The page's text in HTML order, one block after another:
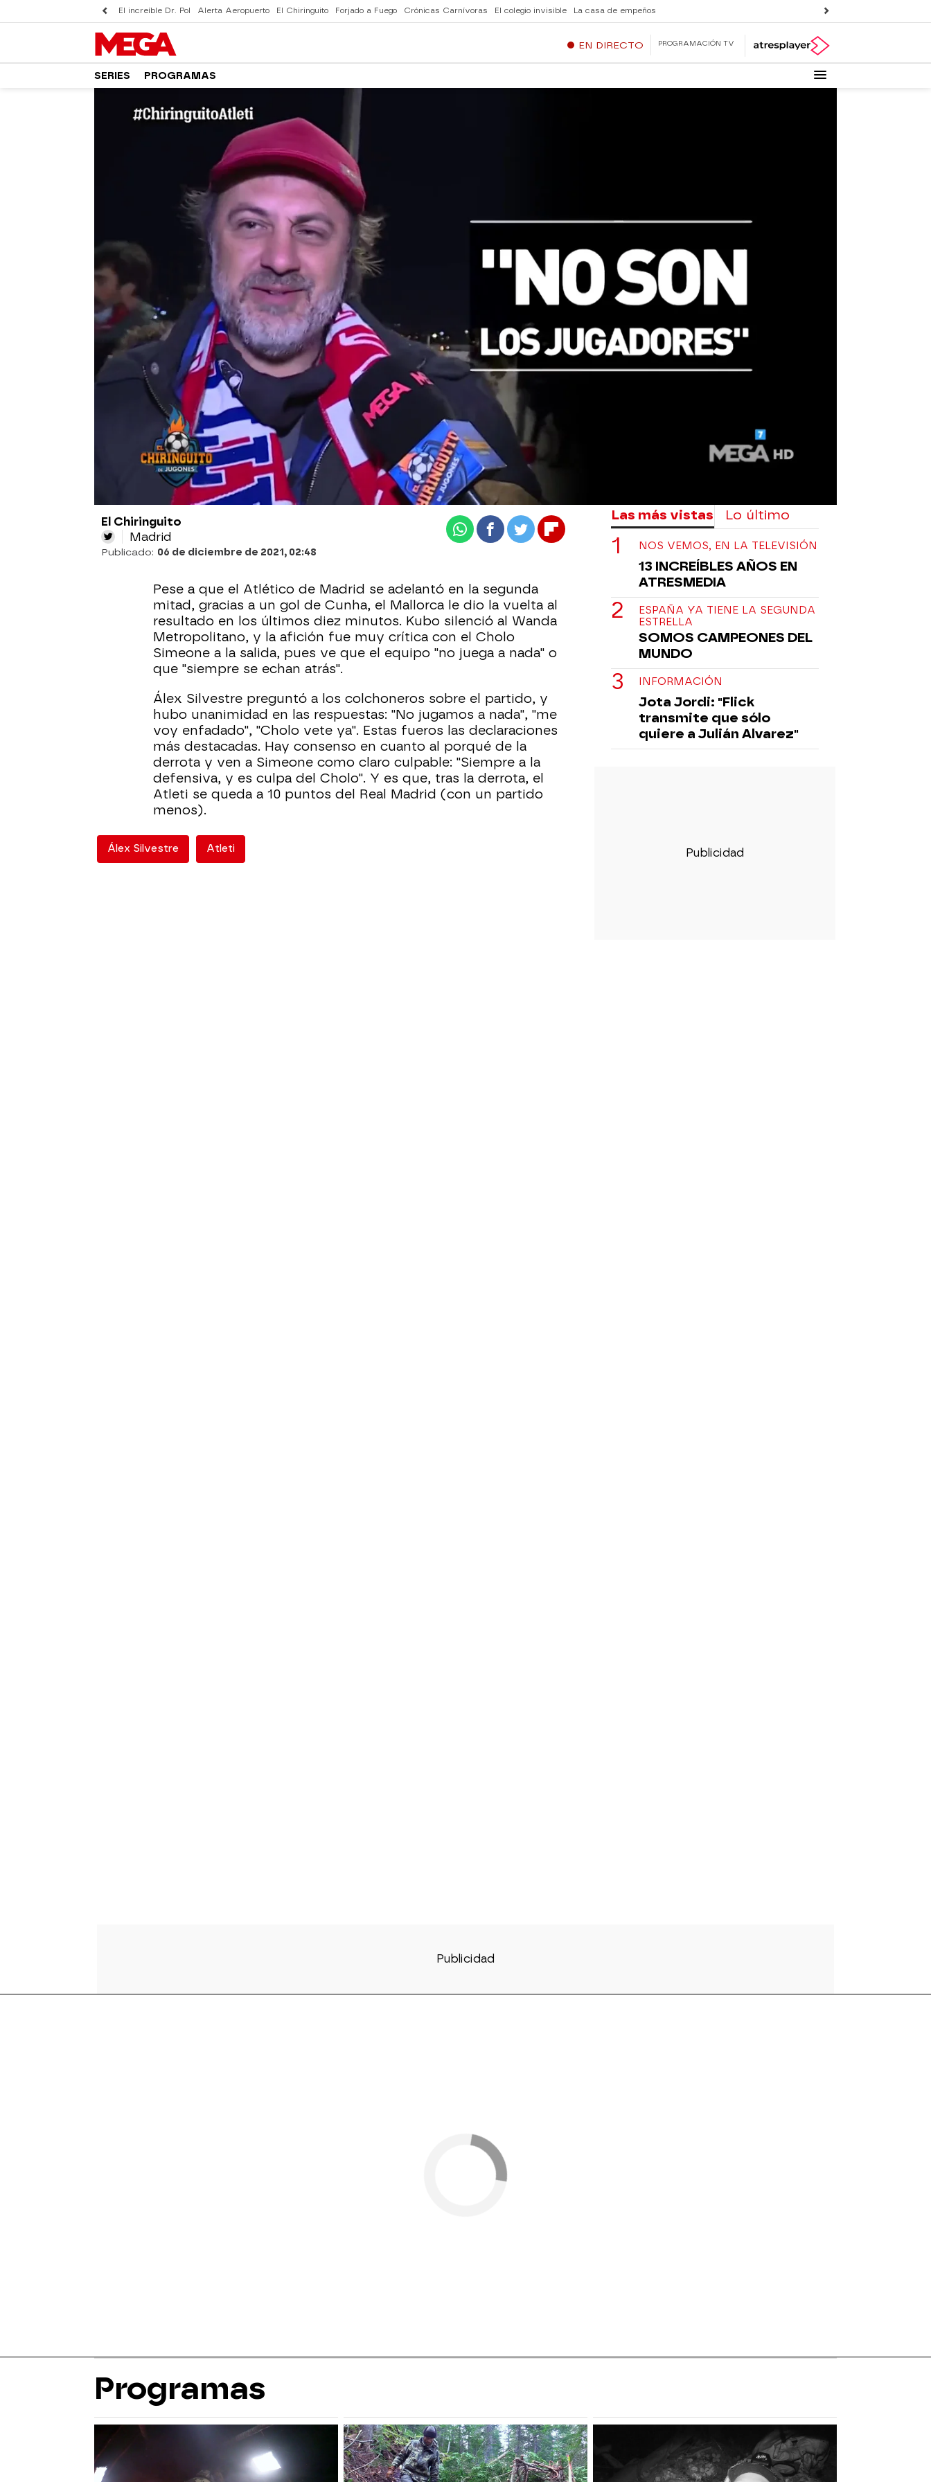
El increíble Dr. Pol Alerta Aeropuerto El Chiringuito Forjado a Fuego Crónicas Carnívoras El colegio invisible La casa de empeños
EN DIRECTO PROGRAMACIÓN TV
SERIES PROGRAMAS
Mega » Programas » El Chiringuito de Jugones
LA ENCUESTA DE ÁLEX SILVESTRE TRAS LA DERROTA DEL ATLETI ANTE EL MALLORCA
La afición del Atleti, contundente tras la
derrota: "Cholo vete ya"
El conjunto colchonero cayó derrotado en el Wanda frente al
Mallorca, algo que disgustó muchísimo a la afición en los
aledaños del estadio
El Chiringuito
Madrid
Publicado: 06 de diciembre de 2021, 02:48
WhatsappFacebook
TwitterFlipboard
Pese a que el Atlético de Madrid se adelantó en la segunda
mitad, gracias a un gol de Cunha, el Mallorca le dio la vuelta al
resultado en los últimos diez minutos. Kubo silenció al Wanda
Metropolitano, y la afición fue muy crítica con el Cholo
Simeone a la salida, pues ve que el equipo "no juega a nada" o
que "siempre se echan atrás".
Álex Silvestre preguntó a los colchoneros sobre el partido, y
hubo unanimidad en las respuestas: "No jugamos a nada", "me
voy enfadado", "Cholo vete ya". Estas fueros las declaraciones
más destacadas. Hay consenso en cuanto al porqué de la
derrota y ven a Simeone como claro culpable: "Siempre a la
defensiva, y es culpa del Cholo". Y es que, tras la derrota, el
Atleti se queda a 10 puntos del Real Madrid (con un partido
menos).
Álex Silvestre Atleti
Las más vistas Lo último
NOS VEMOS, EN LA TELEVISIÓN
13 INCREÍBLES AÑOS EN
ATRESMEDIA
ESPAÑA YA TIENE LA SEGUNDA
ESTRELLA
SOMOS CAMPEONES DEL
MUNDO
INFORMACIÓN
Jota Jordi: "Flick
transmite que sólo
quiere a Julián Alvarez"
Programas